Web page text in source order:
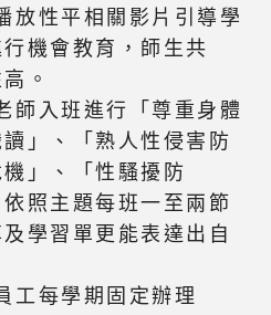
放性平相關影片引導學
機會教育，師生共
。
師入班進行「尊重身體
」、「熟人性侵害防
」、「性騷擾防
照主題每班一至兩節
學習單更能表達出自
工每學期固定辦理